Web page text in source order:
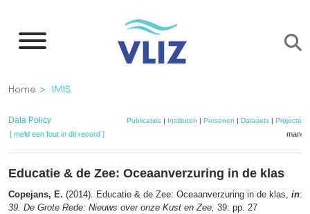
naar
inhoud
gaan
Kruimelpad
Home IMIS
Data Policy Publicaties | Instituten | Personen | Datasets | Projecten
[ meld een fout in dit record ]
Educatie & de Zee: Oceaanverzuring in de klas
Copejans, E. (2014). Educatie & de Zee: Oceaanverzuring in de klas, in:
39. De Grote Rede: Nieuws over onze Kust en Zee, 39: pp. 27